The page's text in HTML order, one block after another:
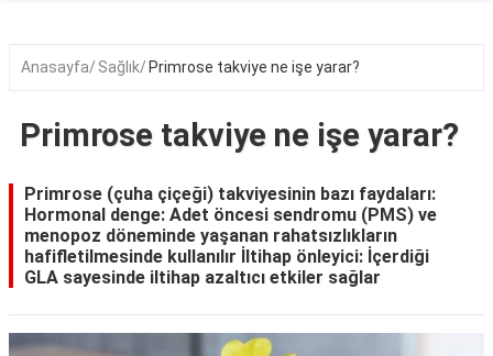
Seyahat
Oyun
Yaşam
Hukuk
Blog
Anasayfa Sağlık Primrose takviye ne işe yarar?
Primrose takviye ne işe yarar?
Primrose (çuha çiçeği) takviyesinin bazı faydaları:
Hormonal denge: Adet öncesi sendromu (PMS) ve
menopoz döneminde yaşanan rahatsızlıkların
hafifletilmesinde kullanılır İltihap önleyici: İçerdiği
GLA sayesinde iltihap azaltıcı etkiler sağlar